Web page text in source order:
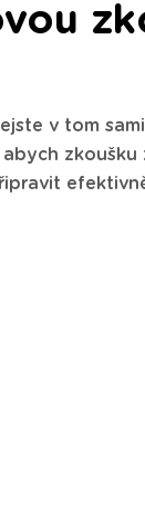
v tom
zkoušku